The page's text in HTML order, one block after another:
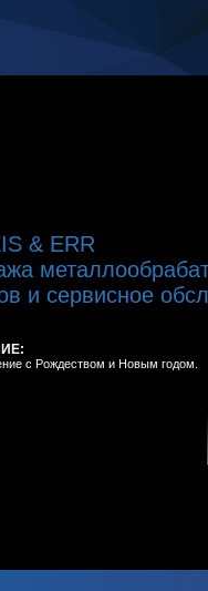
& ERR
и сервисное
с Рождеством и Новым годом.